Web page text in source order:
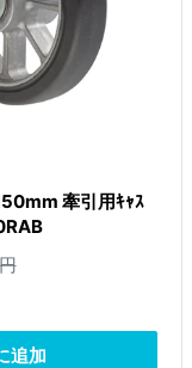
牽引用ｷｬｽ
追加